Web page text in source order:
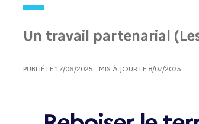
Un travail partenarial
PUBLIÉ LE 17/06/2025 - MIS À JOUR LE 8/07/2025